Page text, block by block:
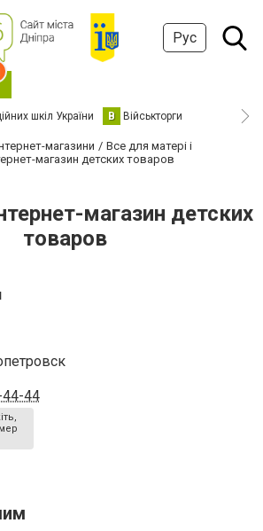
Рус
шкіл України В Військторги
магазини
Все для матері і
магазин детских товаров
магазин детских
товаров
44-44